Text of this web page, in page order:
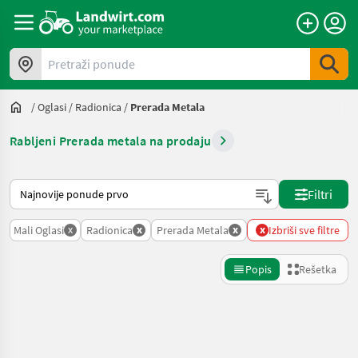
Pretraži ponude
/Oglasi / Radionica / Prerada Metala
Rabljeni Prerada metala na prodaju
Tako se sortira na Landwirt.com
Filtri
Mali Oglasi x Radionica x Prerada Metala x x Izbriši sve filtre
Popis Rešetka